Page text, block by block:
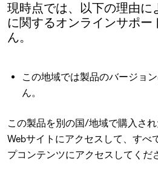
現時点では、以下の理由に
に関するオンラインサポー
ん。
この地域では製品のバージョ
ん。
この製品を別の国/地域で購入さ
Webサイトにアクセスして、すべ
プコンテンツにアクセスしてくだ